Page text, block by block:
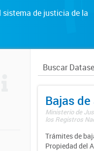
de justicia de la
Bajas
Ministerio de
los Registros
Trámites de
Propiedad del